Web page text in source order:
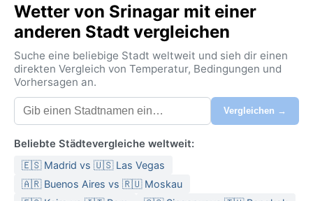
schlängelt sich durch die Altstadt, vorbei an
Holzhäusern und geschäftigen Basaren. Die
Atmosphäre ist eine Mischung aus persischer Eleganz,
Himalaya-Abgeschiedenheit und der lebendigen
Alltagskultur Kaschmirs.
Das Klima wird nach der Köppen-Klasse Csa als hot-
summer Mediterranean eingestuft – eine mediterrane
rund 1.600 Metern gemildert wird. Die Sommer sind
warm bis heiß, trocken und sonnig, mit
Durchschnittstemperaturen um 25°C, die angenehm
Wetter von Srinagar mit einer
anderen Stadt vergleichen
Suche eine beliebige Stadt weltweit und sieh dir einen
direkten Vergleich von Temperatur, Bedingungen und
Vorhersagen an.
Vergleichen →
Beliebte Städtevergleiche weltweit:
🇪🇸 Madrid vs 🇺🇸 Las Vegas
🇦🇷 Buenos Aires vs 🇷🇺 Moskau